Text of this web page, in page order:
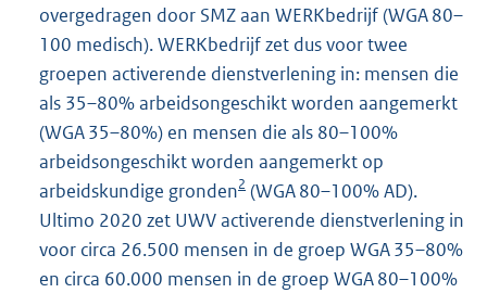
overgedragen door SMZ aan WERKbedrijf (WGA 80–
100 medisch). WERKbedrijf zet dus voor twee
groepen activerende dienstverlening in: mensen die
als 35–80% arbeidsongeschikt worden aangemerkt
(WGA 35–80%) en mensen die als 80–100%
arbeidsongeschikt worden aangemerkt op
arbeidskundige gronden2 (WGA 80–100% AD).
Ultimo 2020 zet UWV activerende dienstverlening in
voor circa 26.500 mensen in de groep WGA 35–80%
en circa 60.000 mensen in de groep WGA 80–100%